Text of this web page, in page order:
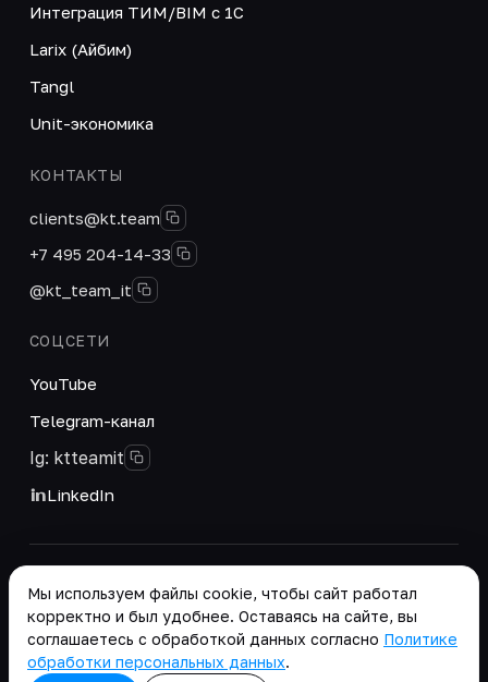
Интеграция ТИМ/BIM с 1С
Larix (Айбим)
Tangl
Unit-экономика
КОНТАКТЫ
clients@kt.team
+7 495 204-14-33
@kt_team_it
СОЦСЕТИ
YouTube
Telegram-канал
Ig: ktteamit
LinkedIn
решений и корпоративных систем.
Реквизиты
Положение о работе с персональными данными
copy as .md
Мы используем файлы cookie, чтобы сайт работал
корректно и был удобнее. Оставаясь на сайте, вы
соглашаетесь с обработкой данных согласно Политике
обработки персональных данных.